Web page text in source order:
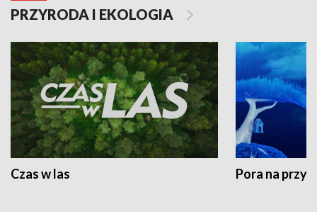
PRZYRODA I EKOLOGIA
Czas w las Pora na